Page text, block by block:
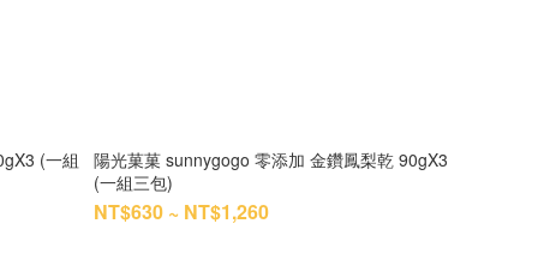
(一組
陽光菓菓 sunnygogo 零添加 金鑽鳳梨乾 90gX3
(一組三包)
NT$630 ~ NT$1,260